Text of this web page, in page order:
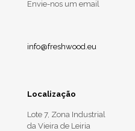
Envie-nos um email
info@freshwood.eu
Localização
Lote 7, Zona Industrial
da Vieira de Leiria